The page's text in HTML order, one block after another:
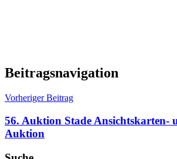
Beitragsnavigation
Vorheriger Beitrag
56. Auktion Stade Ansichtskarten-
Auktion